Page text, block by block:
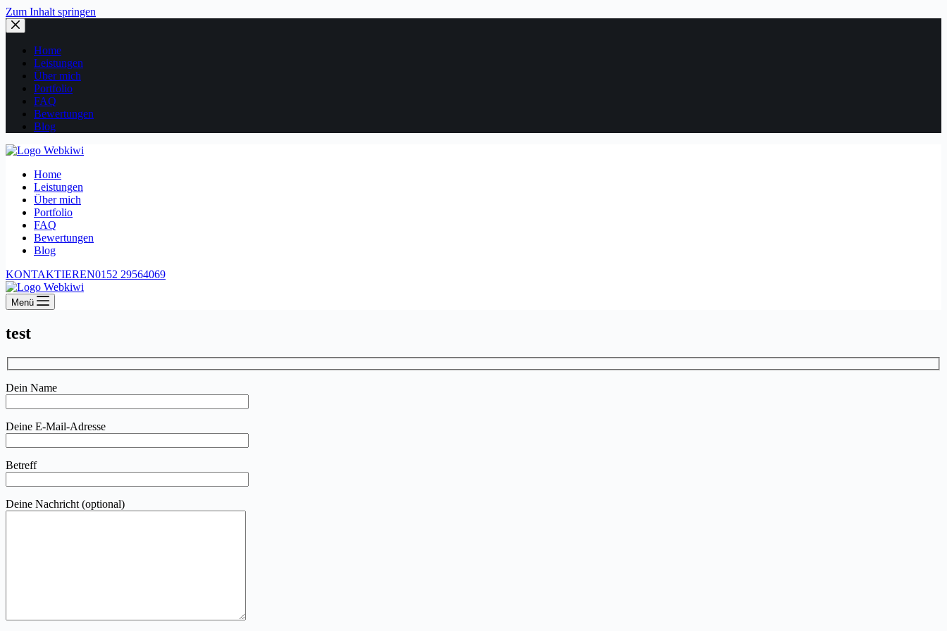
Zum Inhalt springen
Home
Leistungen
Über mich
Portfolio
FAQ
Bewertungen
Blog
Home
Leistungen
Über mich
Portfolio
FAQ
Bewertungen
Blog
KONTAKTIEREN0152 29564069
Menü
test
Dein Name
Deine E-Mail-Adresse
Betreff
Deine Nachricht (optional)